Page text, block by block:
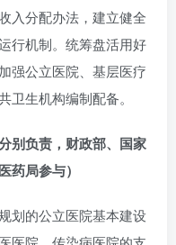
入分配办法，建立健全
行机制。统筹盘活用好
强公立医院、基层医疗
卫生机构编制配备。
别负责，财政部、国家
药局参与）
划的公立医院基本建设